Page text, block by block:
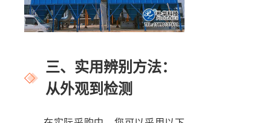
三、实用辨别方法：
从外观到检测